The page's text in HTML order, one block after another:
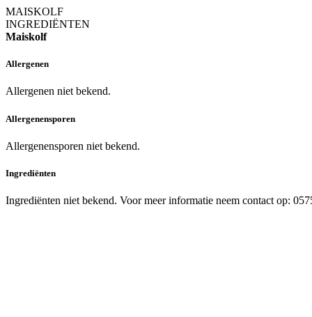
MAISKOLF
INGREDIËNTEN
Maiskolf
Allergenen
Allergenen niet bekend.
Allergenensporen
Allergenensporen niet bekend.
Ingrediënten
Ingrediënten niet bekend. Voor meer informatie neem contact op: